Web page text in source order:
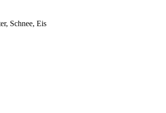
Schnee, Eis